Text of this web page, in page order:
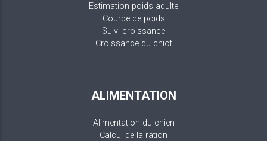
Estimation poids adulte
Courbe de poids
Suivi croissance
Croissance du chiot
ALIMENTATION
Alimentation du chien
Calcul de la ration